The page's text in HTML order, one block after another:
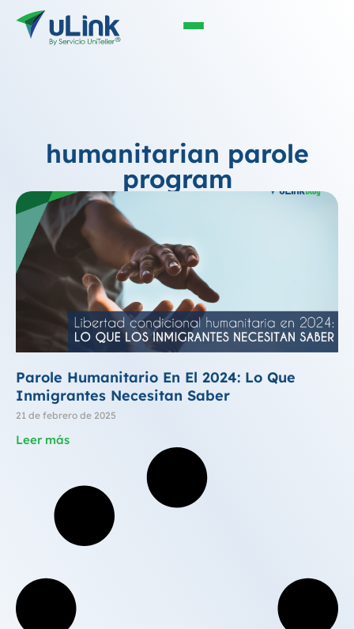
humanitarian parole
program
Parole Humanitario En El 2024: Lo Que
Inmigrantes Necesitan Saber
21 de febrero de 2025
Leer más